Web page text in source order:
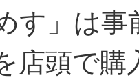
す」は
店頭で